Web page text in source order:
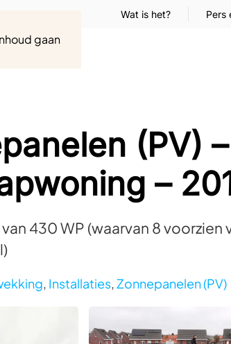
gaan
Wat is het? Pers
(PV)
–
van 430 WP (waarvan 8
, Installaties,Zonnepanelen (PV)